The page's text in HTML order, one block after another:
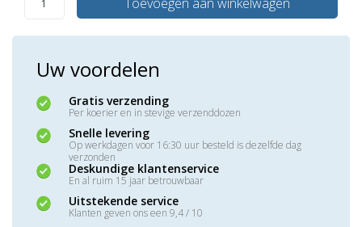
Uw voordelen
Gratis verzending
Per koerier en in stevige verzenddozen
Snelle levering
Op werkdagen voor 16:30 uur besteld is dezelfde dag
verzonden
Deskundige klantenservice
En al ruim 15 jaar betrouwbaar
Uitstekende service
Klanten geven ons een 9,4 / 10